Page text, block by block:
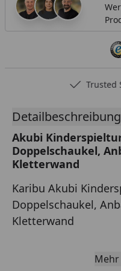
Trusted
Detailbeschreibung
Akubi
Doppelschaukel,
Kletterwand
Karibu Akubi
Doppelschaukel,
Kletterwand
Karibu AkubiMehr